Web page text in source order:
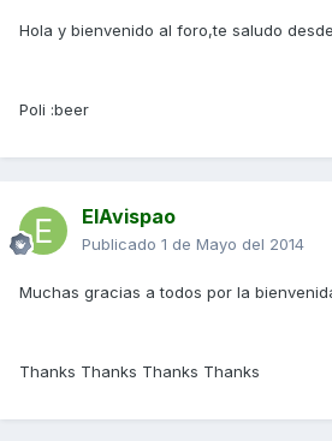
Hola y bienvenido al foro,te saludo
Poli :beer
ElAvispao
Publicado 1 de Mayo del 2014
Muchas gracias a todos por la
Thanks Thanks Thanks Thanks